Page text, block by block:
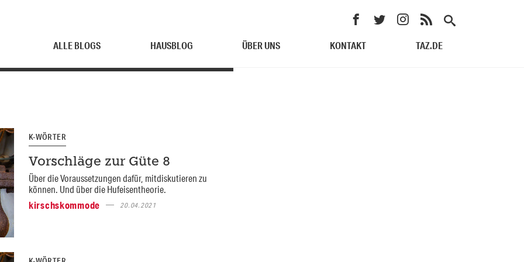
ALLE BLOGS HAUSBLOG ÜBER UNS KONTAKT TAZ.DE
K-WÖRTER
Vorschläge zur Güte 8
Über die Voraussetzungen dafür, mitdiskutieren zu
können. Und über die Hufeisentheorie.
kirschskommode
20.04.2021